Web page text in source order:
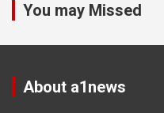
You may Missed
About a1news